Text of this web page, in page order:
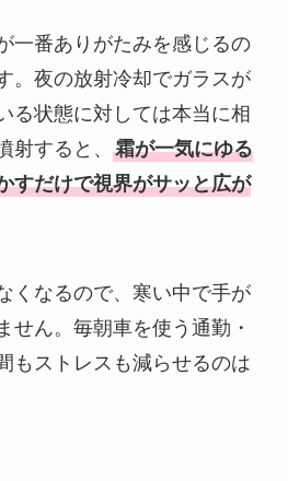
一番ありがたみを感じるの
。夜の放射冷却でガラスが
る状態に対しては本当に相
射すると、 霜が一気にゆる
すだけで視界がサッと広が
くなるので、寒い中で手が
せん。毎朝車を使う通勤・
もストレスも減らせるのは